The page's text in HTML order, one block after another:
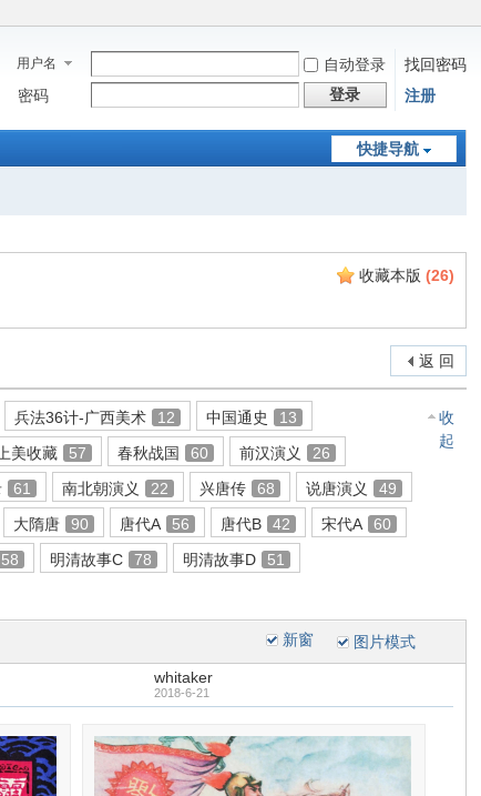
用户名 自动登录
找回密码
密码
登录 注册
快捷导航
收藏本版 (26)
返 回
收
起
兵法36计-广西美术 12 中国通史
13
美收藏 57 春秋战国 60 前汉演义
26
61 南北朝演义 22 兴唐传 68 说唐演义
49
大隋唐 90 唐代A 56 唐代B 42 宋代A
60
58 明清故事C 78 明清故事D
51
新窗 图片模式
whitaker
2018-6-21